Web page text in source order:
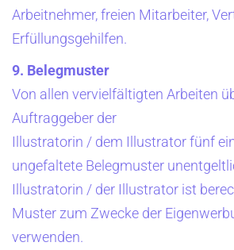
Arbeitnehmer, freien Mitarbeiter,
Erfüllungsgehilfen.
9. Belegmuster
Von allen vervielfältigten Arbeiten
Auftraggeber der
Illustratorin / dem Illustrator fünf
ungefaltete Belegmuster
Illustratorin / der Illustrator ist
Muster zum Zwecke der
verwenden.